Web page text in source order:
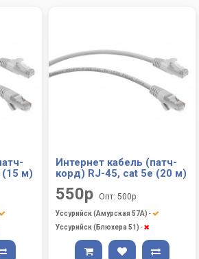
(15 м)
Интернет кабель (патч-
корд) RJ-45, cat 5e (20 м)
550р Опт: 500р
Уссурийск (Амурская 57А) -
Уссурийск (Блюхера 51) -